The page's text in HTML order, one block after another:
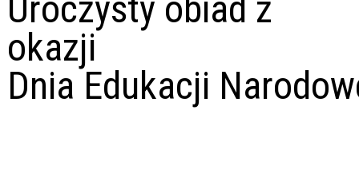
Uroczysty obiad z
okazji
Dnia Edukacji